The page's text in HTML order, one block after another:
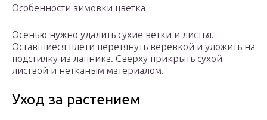
Особенности зимовки цветка
Осенью нужно удалить сухие ветки и листья.
Оставшиеся плети перетянуть веревкой и уложить на
подстилку из лапника. Сверху прикрыть сухой
листвой и нетканым материалом.
Уход за растением